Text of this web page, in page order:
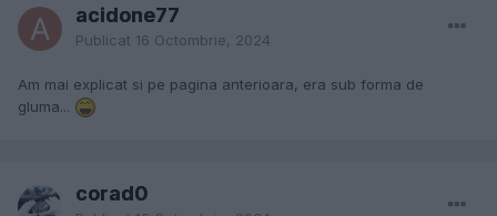
acidone77
Publicat 16 Octombrie, 2024
Am mai explicat si pe pagina anterioara, era sub forma de
gluma...
corad0